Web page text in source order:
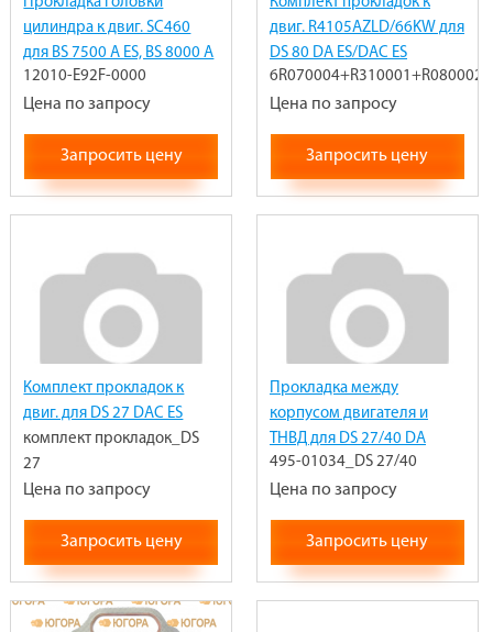
цилиндра к двиг. SC460
для BS 7500 A ES, BS 8000 A
ES, DA ES 33048-00036-00,
12010-E92F-0000
12010-E92F-0000
Цена по запросу
Запросить цену
двиг. R4105AZLD/66KW для
DS 80 DA ES/DAC ES
6R070004+R310001+R080002+
6R070004+R310001+R080002+
Цена по запросу
Запросить цену
Комплект прокладок к
двиг. для DS 27 DAC ES
комплект прокладок_DS
27
Цена по запросу
Запросить цену
Прокладка между
корпусом двигателя и
ТНВД для DS 27/40 DA
ES/DAC ES
495-01034_DS 27/40
Цена по запросу
Запросить цену